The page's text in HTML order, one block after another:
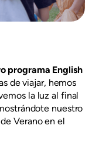
programa English
de viajar, hemos
la luz al final
nuestro
Verano en el